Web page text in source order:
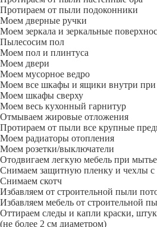
Протираем от пыли подоконники
Моем дверные ручки
Моем зеркала и зеркальные
Пылесосим пол
Моем пол и плинтуса
Моем двери
Моем мусорное ведро
Моем все шкафы и ящики внутри при
Моем шкафы сверху
Моем весь кухонный гарнитур
Отмываем жировые отложения
Протираем от пыли все крупные
Моем радиаторы отопления
Моем розетки/выключатели
Отодвигаем легкую мебель при
Снимаем защитную пленку и чехлы с
Снимаем скотч
Избавляем от строительной пыли
Избавляем мебель от строительной
Оттираем следы и капли краски,
(не более 2 см диаметром)